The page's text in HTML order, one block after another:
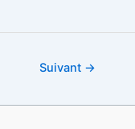
Suivant →